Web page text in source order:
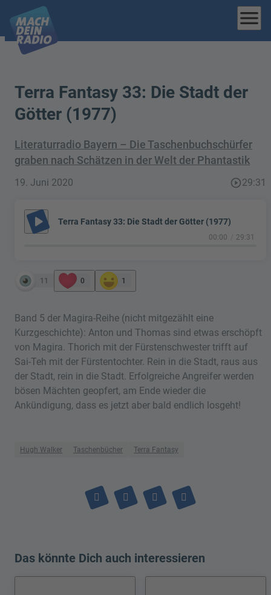
menu
Terra Fantasy 33: Die Stadt der
Götter (1977)
Literaturradio Bayern – Die Taschenbuchschürfer
graben nach Schätzen in der Welt der Phantastik
19. Juni 2020 play_circle_outline29:31
play_arrow Terra Fantasy 33: Die Stadt der Götter (1977)
00:00 29:31
11 0 1
Band 5 der Magira-Reihe (nicht mitgezählt eine
Kurzgeschichte): Anton und Thomas sind etwas erschöpft
von Magira. Thorich mit der Fürstenschwester trifft auf
Sai-Teh mit der Fürstentochter. Rein in die Stadt, raus aus
der Stadt, rein in die Stadt. Erfolgreiche Angreifer werden
bösen Mächten geopfert, am Ende wieder die
Ankündigung, dass es jetzt aber bald endlich losgeht!
Hugh Walker Taschenbücher Terra Fantasy
Das könnte Dich auch interessieren